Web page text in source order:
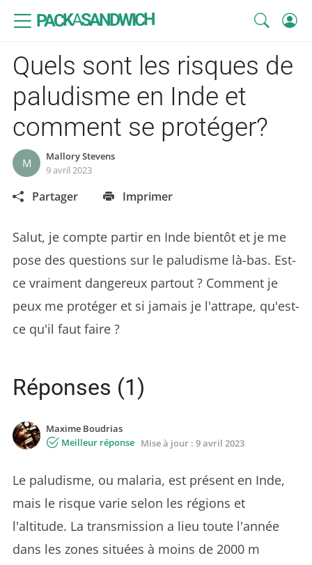
PACKASANDWICH
Quels sont les risques de
paludisme en Inde et
comment se protéger?
M
Mallory Stevens
9 avril 2023
Partager Imprimer
Salut, je compte partir en Inde bientôt et je me
pose des questions sur le paludisme là-bas. Est-
ce vraiment dangereux partout ? Comment je
peux me protéger et si jamais je l'attrape, qu'est-
ce qu'il faut faire ?
Réponses (1)
Maxime Boudrias
Meilleur réponse Mise à jour : 9 avril 2023
Le paludisme, ou malaria, est présent en Inde,
mais le risque varie selon les régions et
l'altitude. La transmission a lieu toute l'année
dans les zones situées à moins de 2000 m